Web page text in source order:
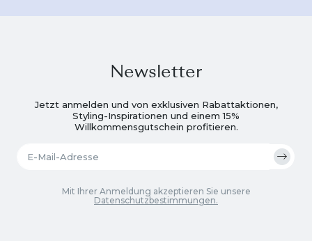
Newsletter
Jetzt anmelden und von exklusiven Rabattaktionen,
Styling-Inspirationen und einem 15%
Willkommensgutschein profitieren.
Mit Ihrer Anmeldung akzeptieren Sie unsere
Datenschutzbestimmungen.